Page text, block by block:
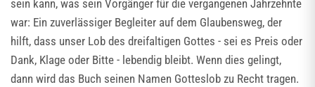
sein kann, was sein Vorgänger für die vergangenen Jahrzehnte
war: Ein zuverlässiger Begleiter auf dem Glaubensweg, der
hilft, dass unser Lob des dreifaltigen Gottes - sei es Preis oder
Dank, Klage oder Bitte - lebendig bleibt. Wenn dies gelingt,
dann wird das Buch seinen Namen Gotteslob zu Recht tragen.